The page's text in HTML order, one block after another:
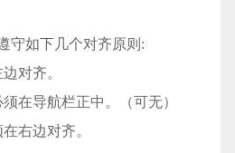
守如下几个对齐原则:
对齐。
在导航栏正中。（可无）
右边对齐。